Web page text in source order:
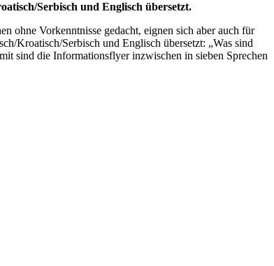
Serbisch und Englisch übersetzt.
ohne Vorkenntnisse gedacht, eignen sich aber auch für
Kroatisch/Serbisch und Englisch übersetzt: „Was sind
sind die Informationsflyer inzwischen in sieben Sprechen